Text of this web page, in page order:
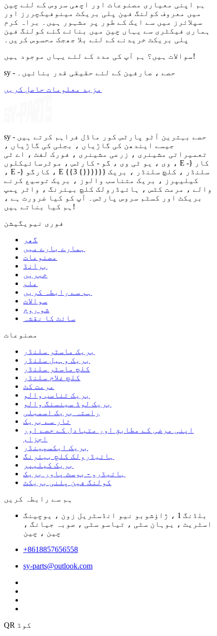
ہم اپنی معیاری مصنوعات اور اچھی سروس کے لئے چین
میں معروف کولنگ فین پلی بریکٹ مینوفیکچررز اور
سپلائرز میں سے ایک کے طور پر مشہور ہیں۔ براہ کرم
ہماری فیکٹری سے یہاں چین میں بنائے گئے کولنگ فین
پلی بریکٹ خریدنے کے لئے بلا جھجک محسوس کریں۔
سوالات ہیں؟ ہم آپ کی مدد کے لئے یہاں موجود ہیں!
sy - حصے ، صارفین کے لئے حقیقی قدر بنائیں۔
مزید معلومات حاصل کریں
sy - حصے بہترین آٹو پارٹس کور ماڈل فراہم کرتے ہیں
جیسے ایندھن کی گاڑیاں ، بجلی کی گاڑیاں ،
تعمیراتی مشینری ، زرعی مشینری ، فورک لفٹ ، اے ٹی
وی ، یو ٹی وی ، گو - کارٹس ، موٹرسائیکلوں ، E -} کار
، E -} کارگو ، E {{3 {}}}}}} سلنڈر ، کلچ سلنڈر ، بریک
کیلیپرز ، بریک متناسب والوز ، بریک توسیع کرنے
والے ، مرمت کٹس ، ہائیڈرولک کلچ بیئرنگ ، واٹر پمپ
بریکٹ اور کسٹم سروس پارٹس۔ آپ کو کیا ضرورت ہے ،
ہم کیا بناتے ہیں!
فوری نیویگیشن
گھر
ہمارے بارے میں
مصنوعات
برانڈ
خبریں
علم
ہم سے رابطہ کریں
سوالات
شو روم
سائٹ کا نقشہ
مصنوعات
بریک ماسٹر سلنڈر
بریک وہیل سلنڈر
کلچ ماسٹر سلنڈر
کلچ غلام سلنڈر
مرمت کٹ
بریک تناسب والو
بریک لوڈ سینسنگ والو
راستہ بریک اسمبلی
تار سے بریک
اپنی مرضی کے مطابق اور متبادل کے حصے اور
اجزاء
بریک ایکسپینڈر
ہائیڈرولک کلچ بیئرنگ
بریک کیلیپر
ہائیڈرو - بوسٹ پاور بریک
کولنگ فین پلنی بریکٹ
ہم سے رابطہ کریں
بلڈنگ 1 ، ژاؤشوبو نیو انڈسٹریل زون ، یوچینگ
اسٹریٹ ، یوہان سٹی ، تیاسو سٹی ، صوبہ جیانگ ،
چین ، چین
+8618857656558
sy-parts@outlook.com
QR کوڈ